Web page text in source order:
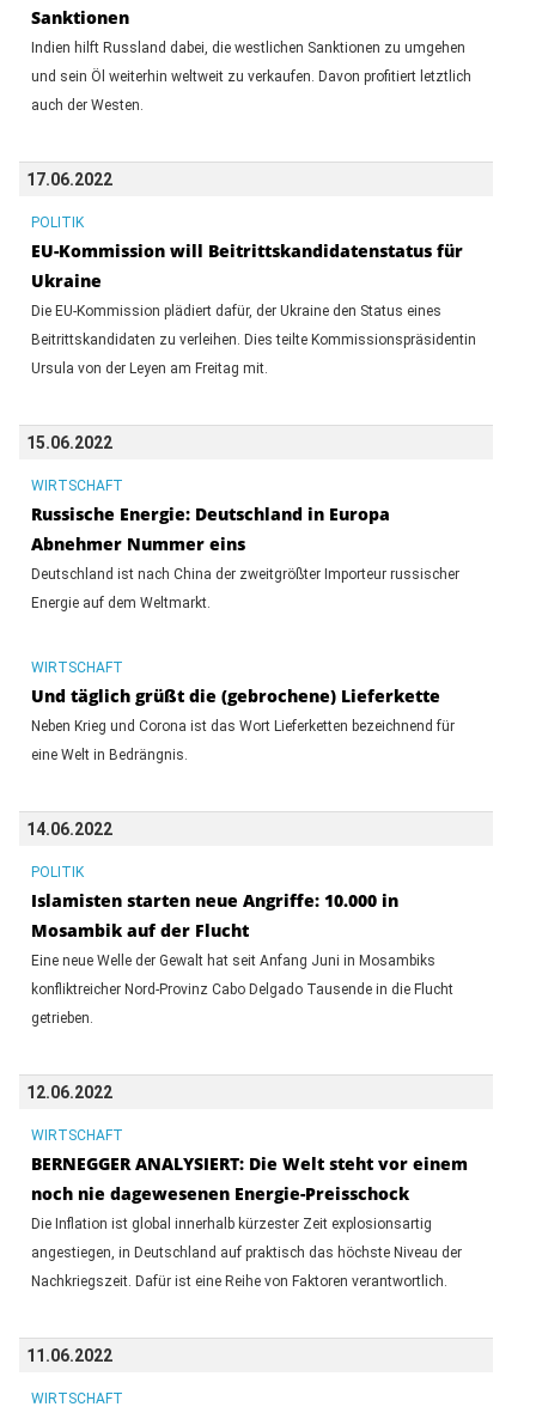
Sanktionen
Indien hilft Russland dabei, die westlichen Sanktionen zu umgehen
und sein Öl weiterhin weltweit zu verkaufen. Davon profitiert letztlich
auch der Westen.
17.06.2022
POLITIK
EU-Kommission will Beitrittskandidatenstatus für
Ukraine
Die EU-Kommission plädiert dafür, der Ukraine den Status eines
Beitrittskandidaten zu verleihen. Dies teilte Kommissionspräsidentin
Ursula von der Leyen am Freitag mit.
15.06.2022
WIRTSCHAFT
Russische Energie: Deutschland in Europa
Abnehmer Nummer eins
Deutschland ist nach China der zweitgrößter Importeur russischer
Energie auf dem Weltmarkt.
WIRTSCHAFT
Und täglich grüßt die (gebrochene) Lieferkette
Neben Krieg und Corona ist das Wort Lieferketten bezeichnend für
eine Welt in Bedrängnis.
14.06.2022
POLITIK
Islamisten starten neue Angriffe: 10.000 in
Mosambik auf der Flucht
Eine neue Welle der Gewalt hat seit Anfang Juni in Mosambiks
konfliktreicher Nord-Provinz Cabo Delgado Tausende in die Flucht
getrieben.
12.06.2022
WIRTSCHAFT
BERNEGGER ANALYSIERT: Die Welt steht vor einem
noch nie dagewesenen Energie-Preisschock
Die Inflation ist global innerhalb kürzester Zeit explosionsartig
angestiegen, in Deutschland auf praktisch das höchste Niveau der
Nachkriegszeit. Dafür ist eine Reihe von Faktoren verantwortlich.
11.06.2022
WIRTSCHAFT